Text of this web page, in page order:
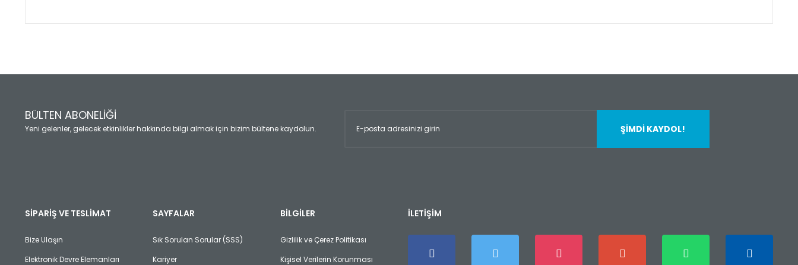
Yorum Yaz
Ürün açıklamasında eksik bilgiler bulunuyor.
Ürün fiyatı diğer sitelerden daha pahalı.
Bu ürüne benzer farklı alternatifler olmalı.
BÜLTEN ABONELİĞİ
Yeni gelenler, gelecek etkinlikler hakkında bilgi almak için bizim bültene kaydolun. ŞİMDİ KAYDOL!
SİPARİŞ VE TESLİMAT
Bize Ulaşın
Elektronik Devre Elemanları
SAYFALAR
Sık Sorulan Sorular (SSS)
Kariyer
BİLGİLER
Gizlilik ve Çerez Politikası
Kişisel Verilerin Korunması
İLETİŞİM